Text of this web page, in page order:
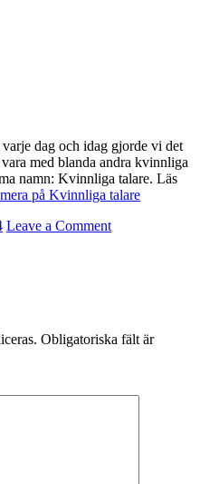
dag och idag gjorde vi det
med blanda andra kvinnliga
namn: Kvinnliga talare. Läs
på Kvinnliga talare
Leave a Comment
Obligatoriska fält är